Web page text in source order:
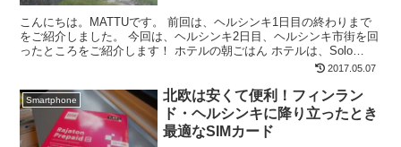
こんにちは。MATTUです。 前回は、ヘルシンキ1日目の終わりまで
をご紹介しました。 今回は、ヘルシンキ2日目、ヘルシンキ市街を回
ったところをご紹介します！ ホテルの朝ごはん ホテルは、Solo
2017.05.07
Smartphone
北欧は安くて便利！フィンラン
ド・ヘルシンキに降り立ったとき
最適なSIMカード